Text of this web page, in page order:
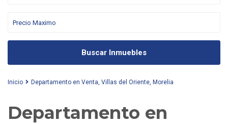
Buscar Inmuebles
Inicio Departamento en Venta, Villas del Oriente, Morelia
Departamento en